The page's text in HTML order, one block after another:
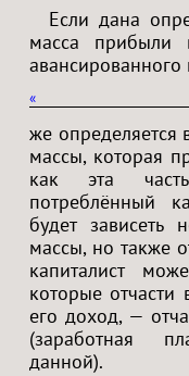
Если дана
масса прибыли
«
же определяется
массы, которая
как эта
потреблённый
будет зависеть
массы, но также
капиталист
которые отчасти
его доход, —
(заработная
данной).